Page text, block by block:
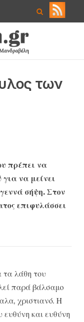
των
πρέπει να
να μείνει
σήψη. Στον
επιφυλάσσει
τα λάθη του
παρά βάλσαμο
χριστιανό. Η
ευθύνη και ευθύνη